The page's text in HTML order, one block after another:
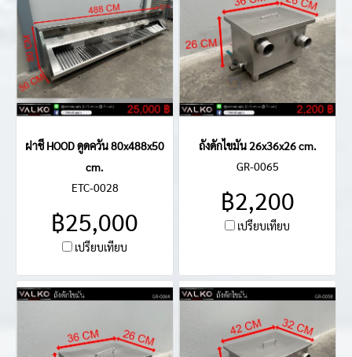
ฝาชี HOOD ดูดควัน 80x488x50
cm.
ETC-0028
฿25,000
เปรียบเทียบ
ถังดักไขมัน 26x36x26 cm.
GR-0065
฿2,200
เปรียบเทียบ